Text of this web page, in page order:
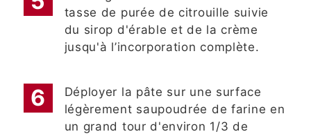
tasse de purée de citrouille suivie
du sirop d'érable et de la crème
jusqu'à l’incorporation complète.
Déployer la pâte sur une surface
légèrement saupoudrée de farine en
un grand tour d'environ 1/3 de